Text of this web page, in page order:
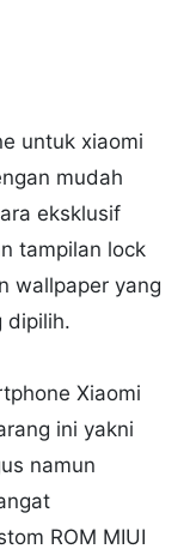
untuk xiaomi
mudah
eksklusif
tampilan lock
wallpaper yang
dipilih.
Xiaomi
ini yakni
namun
ROM MIUI